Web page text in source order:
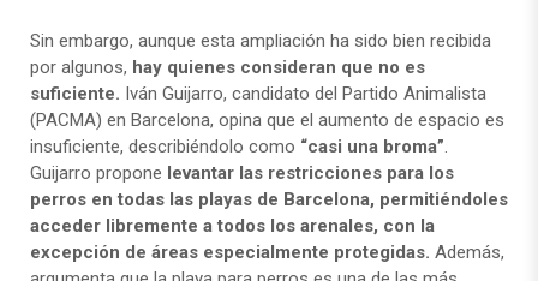
Sin embargo, aunque esta ampliación ha sido bien recibida
por algunos, hay quienes consideran que no es
suficiente. Iván Guijarro, candidato del Partido Animalista
(PACMA) en Barcelona, opina que el aumento de espacio es
insuficiente, describiéndolo como “casi una broma”
Guijarro propone levantar las restricciones para los
perros en todas las playas de Barcelona, permitiéndoles
acceder libremente a todos los arenales, con la
excepción de áreas especialmente protegidas. Además,